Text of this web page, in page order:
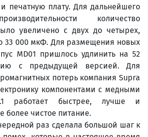
и печатную плату. Для дальнейшего
количество
увеличено с двух до четырех,
33 000 мкФ. Для размещения новых
MD01 пришлось удлинить на 52
с предыдущей версией. Для
потерь компания Supra
компонентами с медными
работает быстрее, лучше и
более чистое питание.
раз сделала большой шаг к